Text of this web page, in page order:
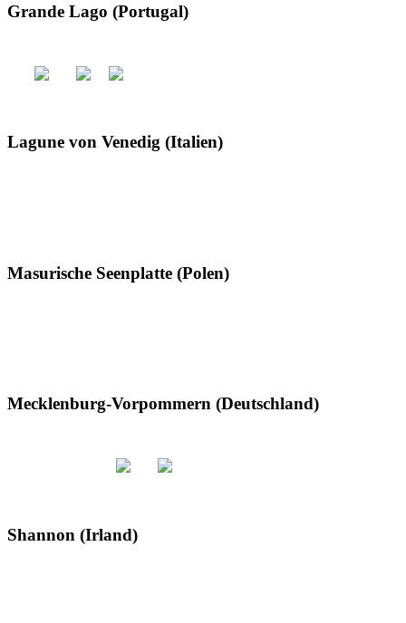
Grande Lago (Portugal)
Lagune von Venedig (Italien)
Masurische Seenplatte (Polen)
Mecklenburg-Vorpommern (Deutschland)
Shannon (Irland)